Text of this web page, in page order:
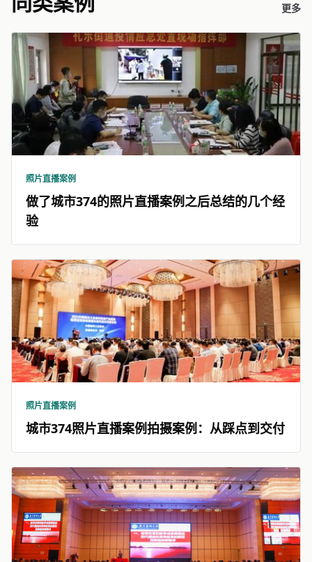
更多
照片直播案例
做了城市374的照片直播案例之后总结的几个经
验
照片直播案例
城市374照片直播案例拍摄案例：从踩点到交付